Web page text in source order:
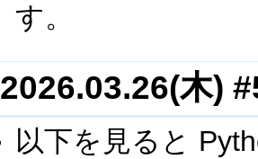
す。
2026.03.26(木)
以下を見ると